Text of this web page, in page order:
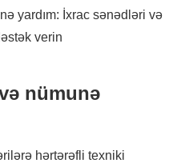
yardım: İxrac sənədləri və
verin
nümunə
hərtərəfli texniki